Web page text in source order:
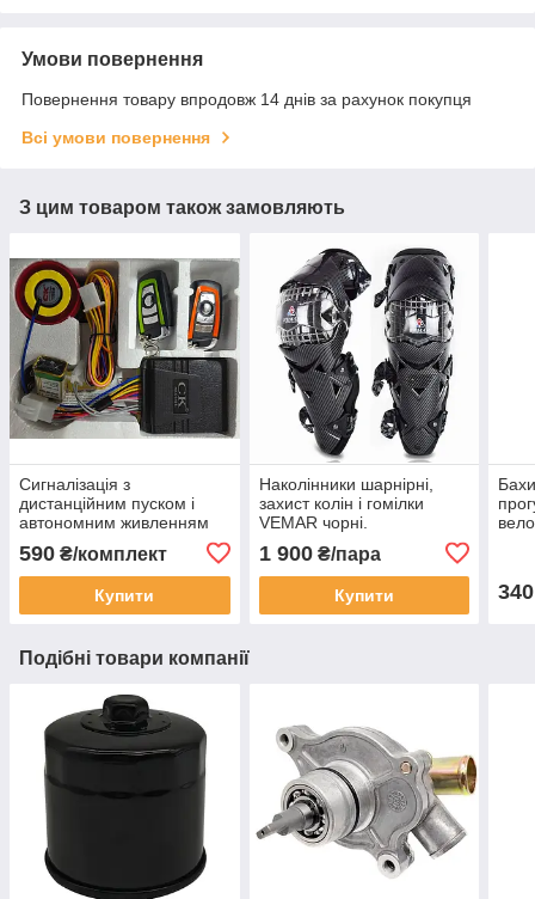
Умови повернення
Повернення товару впродовж 14 днів за рахунок покупця
Всі умови повернення
З цим товаром також замовляють
Сигналізація з
дистанційним пуском і
автономним живленням
590 ₴/комплект
Купити
Наколінники шарнірні,
захист колін і гомілки
VEMAR чорні.
1 900₴/пара
Купити 340
Подібні товари компанії